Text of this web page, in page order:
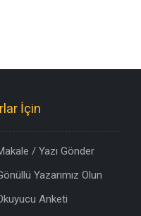
İçin
/ Yazı Gönder
Yazarımız Olun
Anketi